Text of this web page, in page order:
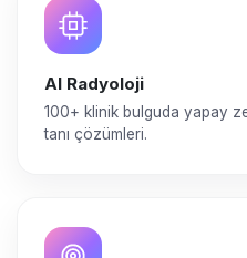
AI Radyoloji
100+ klinik bulguda yapay
tanı çözümleri.